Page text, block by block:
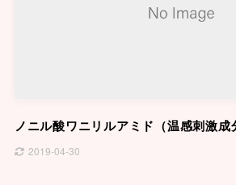
ノニル酸ワニリルアミド（温感刺激
2019-04-30